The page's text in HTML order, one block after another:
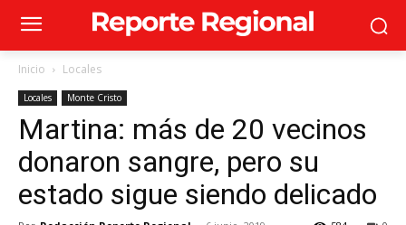
Inicio Locales
Locales Monte Cristo
Martina: más de 20 vecinos
donaron sangre, pero su
estado sigue siendo delicado